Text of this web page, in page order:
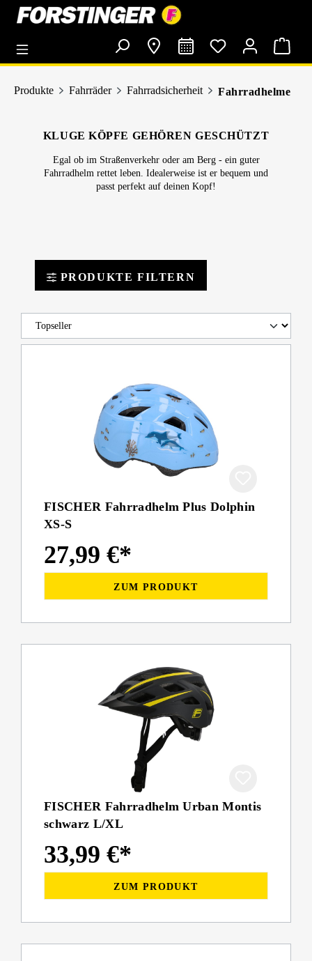
springen
Produkte Fahrräder Fahrradsicherheit Fahrradhelme
KLUGE KÖPFE GEHÖREN GESCHÜTZT
Egal ob im Straßenverkehr oder am Berg - ein guter
Fahrradhelm rettet leben. Idealerweise ist er bequem und
passt perfekt auf deinen Kopf!
PRODUKTE FILTERN
FISCHER Fahrradhelm Plus Dolphin
XS-S
27,99 €*
ZUM PRODUKT
FISCHER Fahrradhelm Urban Montis
schwarz L/XL
33,99 €*
ZUM PRODUKT